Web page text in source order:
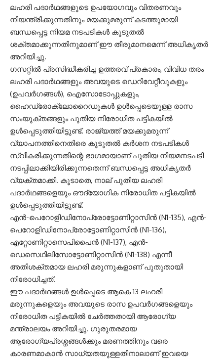
ലഹരി പദാർഥങ്ങളുടെ ഉപയോഗവും വിതരണവും
നിയന്ത്രിക്കുന്നതിനും മയക്കുമരുന്ന് കടത്തുമായി
ബന്ധപ്പെട്ട നിയമ നടപടികൾ കൂടുതൽ
ശക്തമാക്കുന്നതിനുമാണ് ഈ തീരുമാനമെന്ന് അധികൃതർ
അറിയിച്ചു.
ഗസറ്റിൽ പ്രസിദ്ധീകരിച്ച ഉത്തരവ് പ്രകാരം, വിവിധ തരം
ലഹരി പദാർഥങ്ങളും അവയുടെ ഡെറിവേറ്റീവുകളും
(ഉപവർഗങ്ങൾ), ഐസോടോപ്പുകളും,
ഹൈഡ്രോക്ലോറൈഡുകൾ ഉൾപ്പെടെയുള്ള രാസ
സംയുക്തങ്ങളും പുതിയ നിരോധിത പട്ടികയിൽ
ഉൾപ്പെടുത്തിയിട്ടുണ്ട്. രാജ്യത്ത് മയക്കുമരുന്ന്
വ്യാപനത്തിനെതിരെ കൂടുതൽ കർശന നടപടികൾ
സ്വീകരിക്കുന്നതിന്റെ ഭാഗമായാണ് പുതിയ നിയമനടപടി
നടപ്പിലാക്കിയിരിക്കുന്നതെന്ന് ബന്ധപ്പെട്ട അധികൃതർ
വ്യക്തമാക്കി. കൂടാതെ, നാല് പുതിയ ലഹരി
പദാർഥങ്ങളെയും ഔദ്യോഗിക നിരോധിത പട്ടികയിൽ
ഉൾപ്പെടുത്തിയിട്ടുണ്ട്.
എൻ-പെറോളിഡിനോപ്രോട്ടോണിറ്റാസിൻ (N1-135), എൻ-
പെറോളിഡിനോപ്രോട്ടോണിറ്റാസിൻ (N1-136),
എറ്റോണിറ്റാസെപിപൈൻ (N1-137), എൻ-
ഡെസെഥിലിസോട്ടോണിറ്റാസിൻ (N1-138) എന്നീ
അതിശക്തമായ ലഹരി മരുന്നുകളാണ് പുതുതായി
നിരോധിച്ചത്.
ഈ പദാർഥങ്ങൾ ഉൾപ്പെടെ ആകെ 13 ലഹരി
മരുന്നുകളെയും അവയുടെ രാസ ഉപവർഗങ്ങളെയും
നിരോധിത പട്ടികയിൽ ചേർത്തതായി ആരോഗ്യ
മന്ത്രാലയം അറിയിച്ചു. ഗുരുതരമായ
ആരോഗ്യപ്രശ്നങ്ങൾക്കും മരണത്തിനും വരെ
കാരണമാകാൻ സാധ്യതയുള്ളതിനാലാണ് ഇവയെ